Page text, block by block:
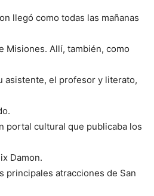
llegó como todas las mañanas
Misiones. Allí, también, como
asistente, el profesor y literato,
portal cultural que publicaba los
Damon.
principales atracciones de San